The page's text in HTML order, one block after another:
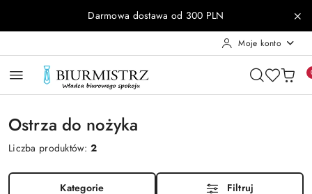
Przejdź do treści głównej
Przejdź do wyszukiwarki
Przejdź do moje konto
Przejdź do menu głównego
Przejdź do stopkiDarmowa dostawa od 300 PLN
Moje konto
Ostrza do nożyka
Liczba produktów:2
Kategorie Filtruj